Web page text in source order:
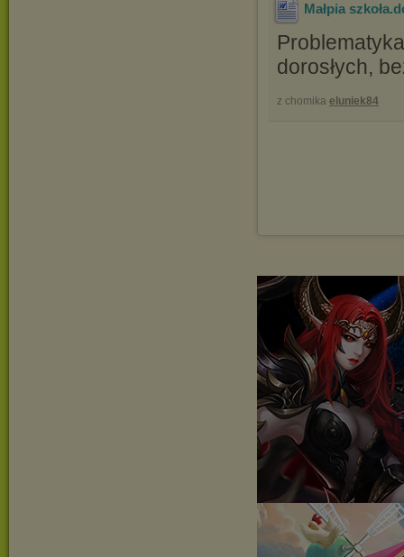
Małpia szkoła
dorosłych,
z chomika eluniek84